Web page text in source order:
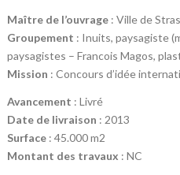
Maître de l’ouvrage: Ville de
Groupement : Inuits, paysagiste
paysagistes – Francois Magos,
Mission : Concours d’idée
Avancement : Livré
Date de livraison : 2013
Surface: 45.000 m2
Montant des travaux : NC